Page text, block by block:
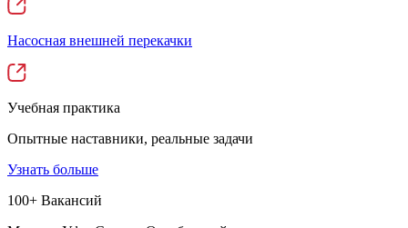
Насосная внешней перекачки
Учебная практика
Опытные наставники, реальные задачи
Узнать больше
100+ Вакансий